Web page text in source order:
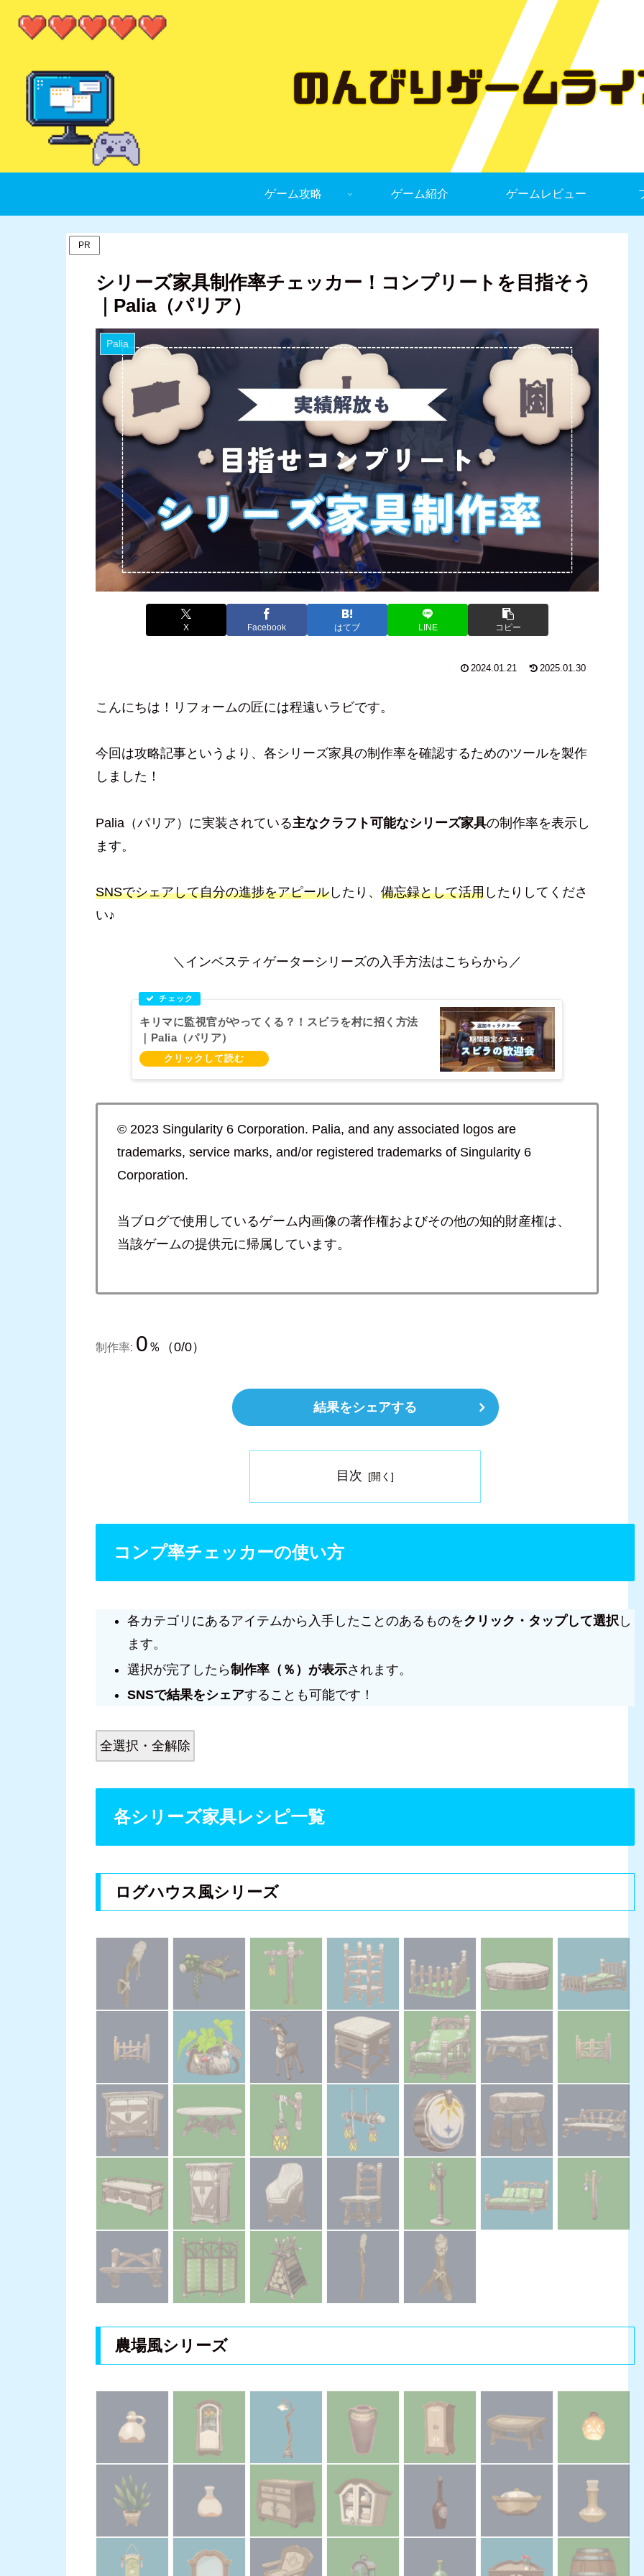
ゲーム攻略 ゲーム紹介 ゲームレビュー
PR
シリーズ家具制作率チェッカー！コンプリートを目指そう
｜Palia（パリア）
Palia
X Facebook はてブ LINE コピー
2024.01.21 2025.01.30
こんにちは！リフォームの匠には程遠いラビです。
今回は攻略記事というより、各シリーズ家具の制作率を確認するためのツールを製作
しました！
Palia（パリア）に実装されている主なクラフト可能なシリーズ家具の制作率を表示し
ます。
SNSでシェアして自分の進捗をアピール したり、 備忘録として活用 したりしてくださ
い♪
＼インベスティゲーターシリーズの入手方法はこちらから／
キリマに監視官がやってくる？！スビラを村に招く方法
｜Palia（パリア）
© 2023 Singularity 6 Corporation. Palia, and any associated logos are
trademarks, service marks, and/or registered trademarks of Singularity 6
Corporation.
当ブログで使用しているゲーム内画像の著作権およびその他の知的財産権は、
当該ゲームの提供元に帰属しています。
制作率: 0 ％（0/0）
結果をシェアする
目次
コンプ率チェッカーの使い方
各カテゴリにあるアイテムから入手したことのあるものをクリック・タップして選択 し
ます。
選択が完了したら制作率（％）が表示されます。
SNSで結果をシェアすることも可能です！
全選択・全解除
各シリーズ家具レシピ一覧
ログハウス風シリーズ
農場風シリーズ